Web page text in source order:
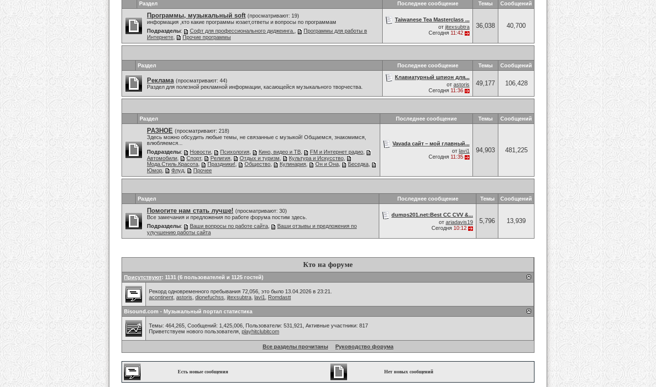
Раздел Последнее сообщение Темы Сообщений
Программы, музыкальный soft (просматривают: 19)
информация ,кто какие программы юзает,ответы и вопросы по программам
Подразделы: Софт для профессионального диджеинга.
Программы для работы в
Интернете
Прочие программы
Taiwanese Tea Masterclass ...
от jitexsubtra
Сегодня 11:42
36,038 40,700
Раздел Последнее сообщение Темы Сообщений
Реклама (просматривают: 44)
Раздел для полезной рекламной информации, касающейся музыкального творчества.
Клавиатурный шпион для...
от astoris
Сегодня 11:36
49,177 106,428
Раздел Последнее сообщение Темы Сообщений
РАЗНОЕ (просматривают: 218)
Здесь можно обсудить любые темы, не связанные с музыкой! Общаемся, знакомимся,
влюбляемся...
Подразделы: Новости Психология Кино, видео и ТВ FM и Интернет радио
Автомобили
Спорт, Религия Отдых и туризм Культура и Искусство
Мода.Стиль.Красота
Праздники! Общество Кулинария Он и Она Беседка
Юмор
Флуд Прочее
Vavada сайт – мой главный...
от lavi1
Сегодня 11:35
94,903 481,225
Раздел Последнее сообщение Темы Сообщений
Помогите нам стать лучше! (просматривают: 30)
Все замечания и предложения по работе форума постим здесь.
Подразделы: Ваши вопросы по работе сайта
Ваши отзывы и предложения по
улучшению работы сайта
dumps201.net:Best CC CVV &...
от ariadavis19
Сегодня 10:12
5,796 13,939
Кто на форуме
Присутствуют: 1131 (6 пользователей и 1125 гостей)
Рекорд одновременного пребывания 72,056, это было 13.04.2026 в 23:21.
acontinent astoris dionefuchss jitexsubtra lavi1 Romdastt
Bisound.com - Музыкальный портал статистика
Темы: 464,265, Сообщений: 1,425,006, Пользователи: 531,921, Активные участники: 817
Приветствуем нового пользователя, playhitclubitcom
Все разделы прочитаны Руководство форума
Есть новые сообщения Нет новых сообщений